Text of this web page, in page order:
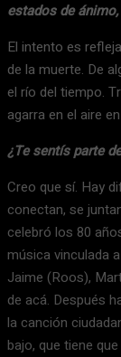
estados de
El intento es
de la muerte. De
el río del tiempo.
agarra en el aire
¿Te sentís parte
Creo que sí. Hay
conectan, se
celebró los 80
música vinculada
Jaime (Roos),
de acá. Después
la canción
bajo, que tiene